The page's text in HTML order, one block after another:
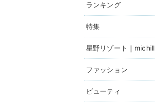
ランキング
特集
星野リゾート｜michill
ファッション
ビューティ